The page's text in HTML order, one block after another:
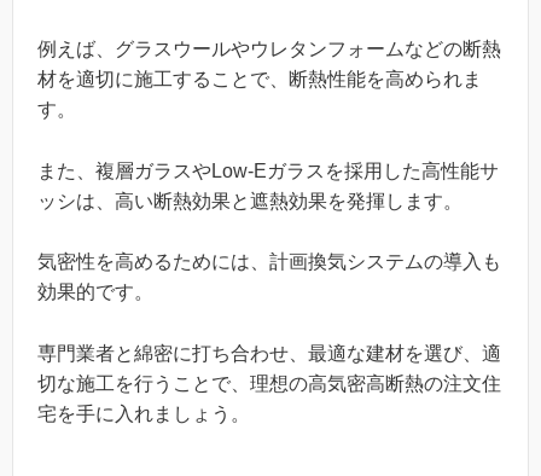
例えば、グラスウールやウレタンフォームなどの断熱
材を適切に施工することで、断熱性能を高められま
す。
また、複層ガラスやLow-Eガラスを採用した高性能サ
ッシは、高い断熱効果と遮熱効果を発揮します。
気密性を高めるためには、計画換気システムの導入も
効果的です。
専門業者と綿密に打ち合わせ、最適な建材を選び、適
切な施工を行うことで、理想の高気密高断熱の注文住
宅を手に入れましょう。